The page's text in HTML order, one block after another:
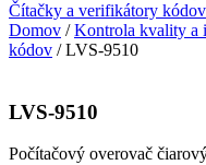
Čítačky a verifikátory kódov
Domov /Kontrola kvality a
kódov / LVS-9510
LVS-9510
Počítačový overovač